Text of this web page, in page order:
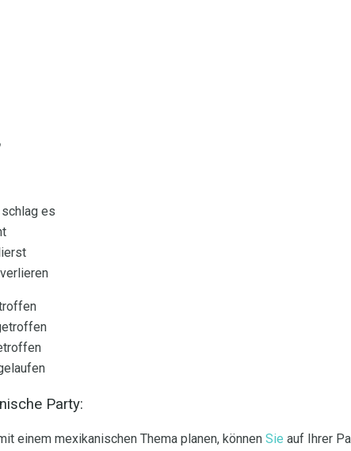
es
Party:
einem mexikanischen Thema planen, können Sie auf Ihrer